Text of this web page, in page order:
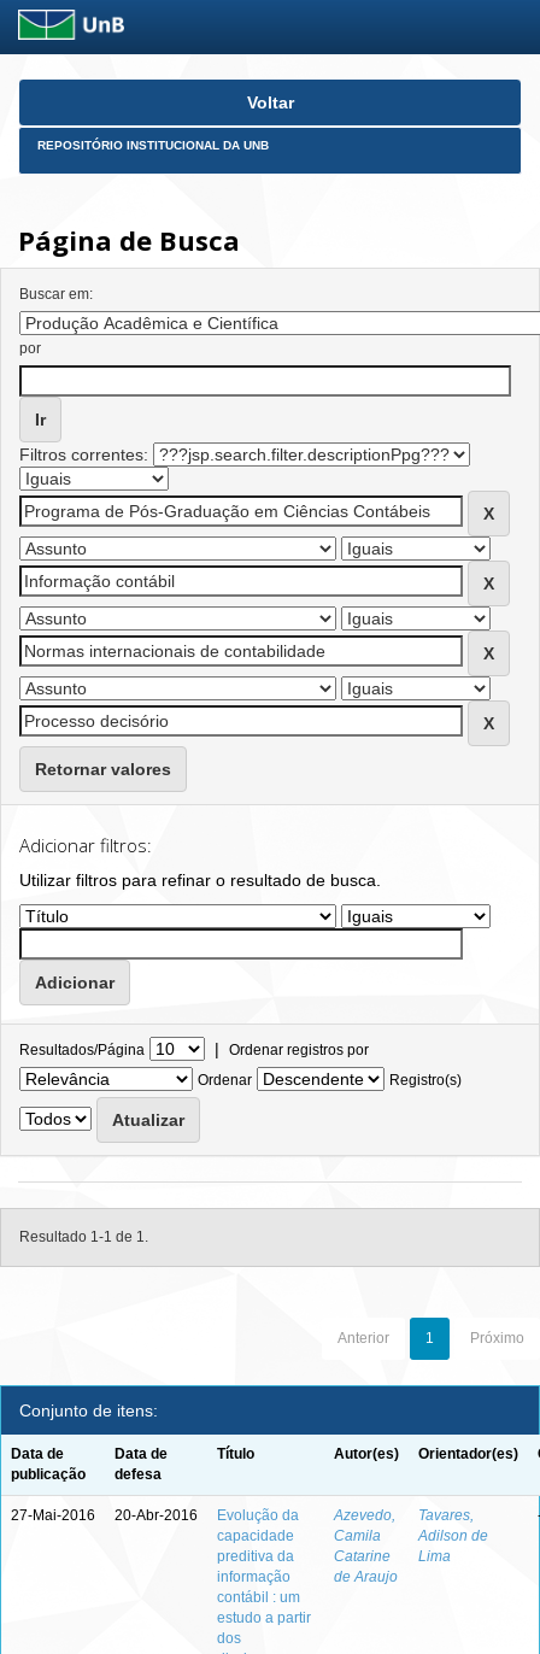
Skip
Voltar
REPOSITÓRIO INSTITUCIONAL DA UNB
Página de Busca
Buscar em:
por
Filtros correntes:
Retornar valores
Adicionar filtros:
Utilizar filtros para refinar o resultado de busca.
Resultados/Página | Ordenar registros por
Ordenar
Registro(s)
Resultado 1-1 de 1.
Anterior 1 Próximo
Conjunto de itens:
Data de
publicação
Data de
defesa
Título Autor(es) Orientador(es)
27-Mai-2016 20-Abr-2016
Evolução da
capacidade
preditiva da
informação
contábil : um
estudo a partir
dos
Azevedo,
Camila
Catarine
de Araujo
Tavares,
Adilson de
Lima